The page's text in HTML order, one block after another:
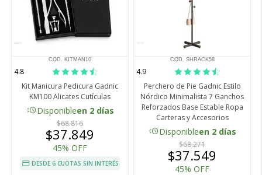
COD. KITMAN10
4.8
Kit Manicura Pedicura Gadnic
KM100 Alicates Cutículas
acuteDisponibleen 2 días
$68.816
$37.849
45% OFF
DESDE 6 CUOTAS SIN INTERÉS
COD. SHRACK58
4.9
Perchero de Pie Gadnic Estilo
Nórdico Minimalista 7 Ganchos
Reforzados Base Estable Ropa
Carteras y Accesorios
acuteDisponibleen 2 días
$68.271
$37.549
45% OFF